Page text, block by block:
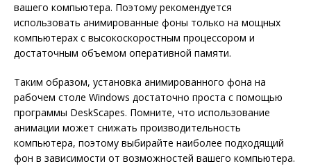
вашего компьютера. Поэтому рекомендуется
использовать анимированные фоны только на мощных
компьютерах с высокоскоростным процессором и
достаточным объемом оперативной памяти.
Таким образом, установка анимированного фона на
рабочем столе Windows достаточно проста с помощью
программы DeskScapes. Помните, что использование
анимации может снижать производительность
компьютера, поэтому выбирайте наиболее подходящий
фон в зависимости от возможностей вашего компьютера.